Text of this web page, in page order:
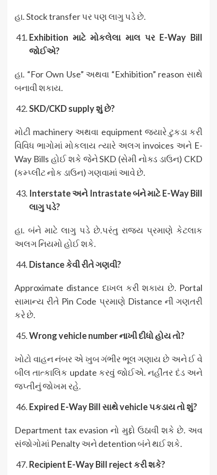
હા. Stock transfer પર પણ લાગુ પડે છે.
Exhibitionમાટે મોકલેલા માલ પર E-Way Bill
જોઈએ?
હા. “For Own Use” અથવા “Exhibition” reason સાથે
બનાવી શકાય.
SKD/CKD supplyશું છે?
મોટી machinery અથવા equipment જયારે ટુકડા કરી
વિવિધ ભાગોમાં મોકલાય ત્યારે અલગ invoices અને E-
Way Bills હોઈ શકે જેને SKD (સેમી નોક્ડ ડાઉન) CKD
(કમ્પ્લીટ નોક ડાઉન) ગણવામાં આવે છે.
Interstateઅને Intrastateબંને માટે E-Way Bill
લાગુ પડે?
હા. બંને માટે લાગુ પડે છે.પરંતુ રાજ્ય પ્રમાણે કેટલાક
અલગ નિયમો હોઈ શકે.
Distanceકેવી રીતે ગણવી?
Approximate distance દાખલ કરી શકાય છે. Portal
સામાન્ય રીતે Pin Code પ્રમાણે Distance ની ગણતરી
કરે છે.
Wrong vehicle numberનાખી દીધો હોય તો?
ખોટો વાહન નંબર એ ખુબ ગંભીર ભૂલ ગણાય છે અને ઈ વે
બીલ તાત્કાલિક update કરવું જોઈએ. નહીંતર દંડ અને
જપ્તીનું જોખમ રહે.
Expired E-Way Billસાથે vehicleપકડાય તો શું?
Department tax evasion નો મુદ્દો ઉઠાવી શકે છે. અવ
સંજોગોમાં Penalty અને detention બંને થઈ શકે.
Recipient E-Way Bill rejectકરી શકે?